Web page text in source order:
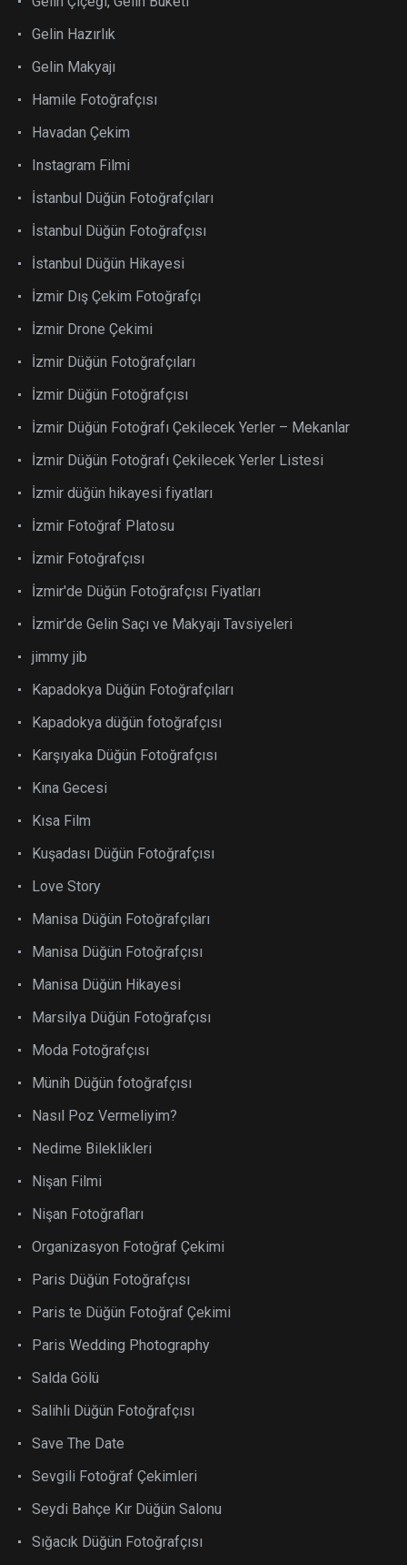
Gelin Hazırlık
Gelin Makyajı
Hamile Fotoğrafçısı
Havadan Çekim
Instagram Filmi
İstanbul Düğün Fotoğrafçıları
İstanbul Düğün Fotoğrafçısı
İstanbul Düğün Hikayesi
İzmir Dış Çekim Fotoğrafçı
İzmir Drone Çekimi
İzmir Düğün Fotoğrafçıları
İzmir Düğün Fotoğrafçısı
İzmir Düğün Fotoğrafı Çekilecek Yerler – Mekanlar
İzmir Düğün Fotoğrafı Çekilecek Yerler Listesi
İzmir düğün hikayesi fiyatları
İzmir Fotoğraf Platosu
İzmir Fotoğrafçısı
İzmir'de Düğün Fotoğrafçısı Fiyatları
İzmir'de Gelin Saçı ve Makyajı Tavsiyeleri
jimmy jib
Kapadokya Düğün Fotoğrafçıları
Kapadokya düğün fotoğrafçısı
Karşıyaka Düğün Fotoğrafçısı
Kına Gecesi
Kısa Film
Kuşadası Düğün Fotoğrafçısı
Love Story
Manisa Düğün Fotoğrafçıları
Manisa Düğün Fotoğrafçısı
Manisa Düğün Hikayesi
Marsilya Düğün Fotoğrafçısı
Moda Fotoğrafçısı
Münih Düğün fotoğrafçısı
Nasıl Poz Vermeliyim?
Nedime Bileklikleri
Nişan Filmi
Nişan Fotoğrafları
Organizasyon Fotoğraf Çekimi
Paris Düğün Fotoğrafçısı
Paris te Düğün Fotoğraf Çekimi
Paris Wedding Photography
Salda Gölü
Salihli Düğün Fotoğrafçısı
Save The Date
Sevgili Fotoğraf Çekimleri
Seydi Bahçe Kır Düğün Salonu
Sığacık Düğün Fotoğrafçısı